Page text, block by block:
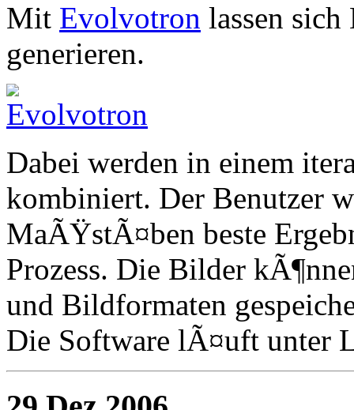
Mit Evolvotron lassen
generieren.
Dabei werden in einem
kombiniert. Der Benutzer
MaÃŸstÃ¤ben beste
Prozess. Die Bilder
und Bildformaten
Die Software lÃ¤uft unter